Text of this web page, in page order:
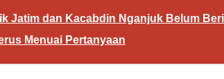
Jatim dan Kacabdin Nganjuk Belum
Menuai Pertanyaan